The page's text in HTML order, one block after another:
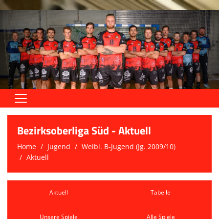
Home
Aktive
Jugend
Trainingszeiten
Bezirksoberliga Süd - Aktuell
Home Jugend
Weibl. B-Jugend (Jg. 2009/10)
Aktuell
Aktuell Tabelle
Unsere Spiele Alle Spiele